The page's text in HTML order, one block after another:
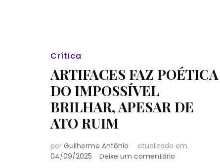
#45
Crítica
ARTIFACES FAZ POÉTICA
DO IMPOSSÍVEL
BRILHAR, APESAR DE
ATO RUIM
por Guilherme Antônio
atualizado em
04/09/2025
Deixe um comentário